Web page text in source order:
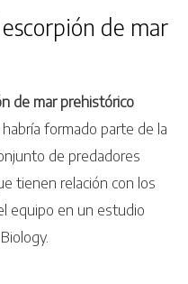
de mar
de mar prehistórico
formado parte de la
de predadores
tienen relación con los
equipo en un estudio